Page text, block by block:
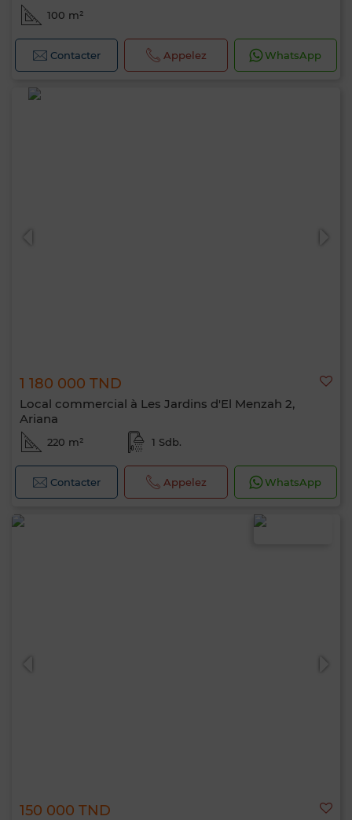
100 m²
Contacter Appelez WhatsApp
1 180 000 TND
Local commercial à Les Jardins d'El Menzah 2,
Ariana
220 m² 1 Sdb.
Contacter Appelez WhatsApp
150 000 TND